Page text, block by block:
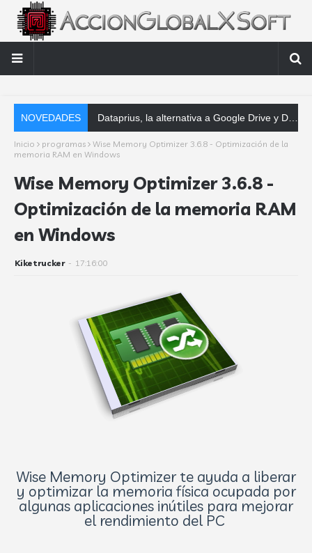
NOVEDADES Dataprius, la alternativa a Google Drive y Dropbox que las empresas deberían conocer
Inicio programas
Wise Memory Optimizer 3.6.8 - Optimización de la
memoria RAM en Windows
Wise Memory Optimizer 3.6.8 -
Optimización de la memoria RAM
en Windows
Kiketrucker - 17:16:00
Wise Memory Optimizer te ayuda a liberar
y optimizar la memoria física ocupada por
algunas aplicaciones inútiles para mejorar
el rendimiento del PC